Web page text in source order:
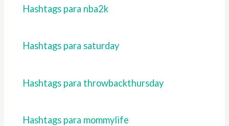
Hashtags para nba2k
Hashtags para saturday
Hashtags para throwbackthursday
Hashtags para mommylife